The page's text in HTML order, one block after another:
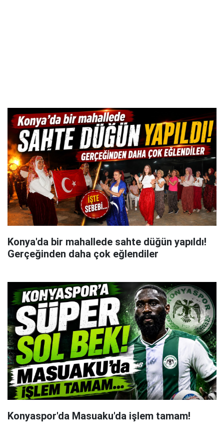
Konya'da bir mahallede sahte düğün yapıldı!
Gerçeğinden daha çok eğlendiler
Konyaspor'da Masuaku'da işlem tamam!